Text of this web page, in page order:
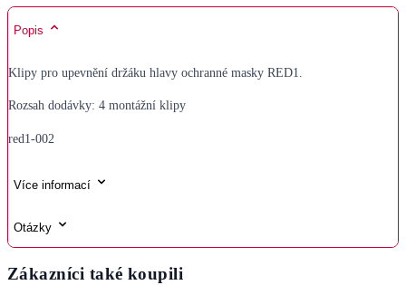
Popis
Klipy pro upevnění držáku hlavy ochranné masky RED1.
Rozsah dodávky: 4 montážní klipy
red1-002
Více informací
Otázky
Zákazníci také koupili